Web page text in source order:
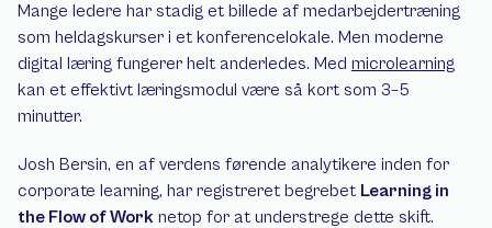
Mange ledere har stadig et billede af medarbejdertræning
som heldagskurser i et konferencelokale. Men moderne
digital læring fungerer helt anderledes. Med microlearning
kan et effektivt læringsmodul være så kort som 3–5
minutter.
Josh Bersin, en af verdens førende analytikere inden for
corporate learning, har registreret begrebet Learning in
the Flow of Work netop for at understrege dette skift.